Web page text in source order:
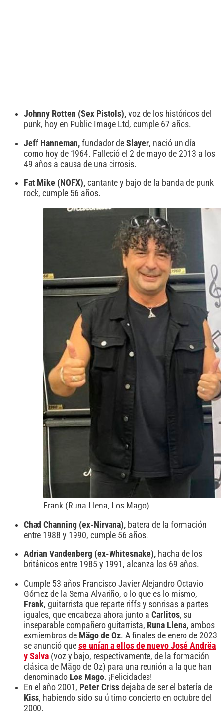
Johnny Rotten (Sex Pistols), voz de los históricos del
punk, hoy en Public Image Ltd, cumple 67 años.
Jeff Hanneman, fundador de Slayer, nació un día
como hoy de 1964. Falleció el 2 de mayo de 2013 a los
49 años a causa de una cirrosis.
Fat Mike (NOFX), cantante y bajo de la banda de punk
rock, cumple 56 años.
Frank (Runa Llena, Los Mago)
Chad Channing (ex-Nirvana), batera de la formación
entre 1988 y 1990, cumple 56 años.
Adrian Vandenberg (ex-Whitesnake), hacha de los
británicos entre 1985 y 1991, alcanza los 69 años.
Cumple 53 años Francisco Javier Alejandro Octavio
Gómez de la Serna Alvariño, o lo que es lo mismo,
Frank, guitarrista que reparte riffs y sonrisas a partes
iguales, que encabeza ahora junto a Carlitos, su
inseparable compañero guitarrista, Runa Llena, ambos
exmiembros de Mägo de Oz. A finales de enero de 2023
se anunció que se unían a ellos de nuevo José Andrëa
y Salva (voz y bajo, respectivamente, de la formación
clásica de Mägo de Oz) para una reunión a la que han
denominado Los Mago. ¡Felicidades!
En el año 2001, Peter Criss dejaba de ser el batería de
Kiss, habiendo sido su último concierto en octubre del
2000.